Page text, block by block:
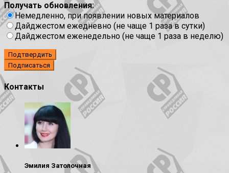
Получать обновления:
Немедленно, при появлении новых материалов
Дайджестом ежедневно (не чаще 1 раза в сутки)
Дайджестом еженедельно (не чаще 1 раза в неделю)
Подтвердить
Контакты
Эмилия Затолочная